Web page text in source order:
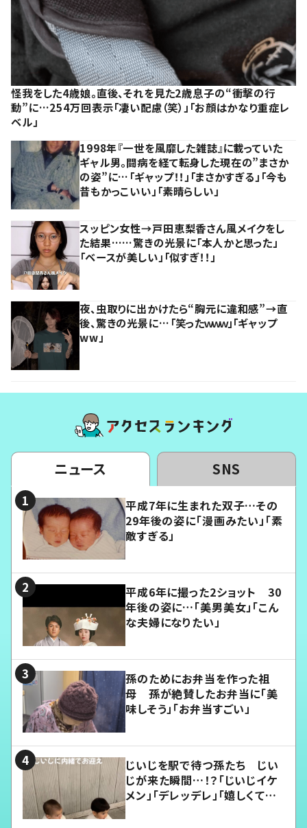
怪我をした4歳娘。直後、それを見た2歳息子の“衝撃の行
動”に…254万回表示「凄い配慮（笑）」「お顔はかなり重症レ
ベル」
1998年『一世を風靡した雑誌』に載っていた
ギャル男。闘病を経て転身した現在の”まさか
の姿”に…「ギャップ！！」「まさかすぎる」「今も
昔もかっこいい」「素晴らしい」
スッピン女性→戸田恵梨香さん風メイクをし
た結果……驚きの光景に「本人かと思った」
「ベースが美しい」「似すぎ！！」
夜、虫取りに出かけたら“胸元に違和感”→直
後、驚きの光景に…「笑ったｗｗｗ」「ギャップ
ww」
ニュース SNS
平成7年に生まれた双子…その
29年後の姿に「漫画みたい」「素
敵すぎる」
平成6年に撮った2ショット 30
年後の姿に…「美男美女」「こん
な夫婦になりたい」
孫のためにお弁当を作った祖
母 孫が絶賛したお弁当に「美
味しそう」「お弁当すごい」
じいじを駅で待つ孫たち じい
じが来た瞬間…！？「じいじイケ
メン」「デレッデレ」「嬉しくて可